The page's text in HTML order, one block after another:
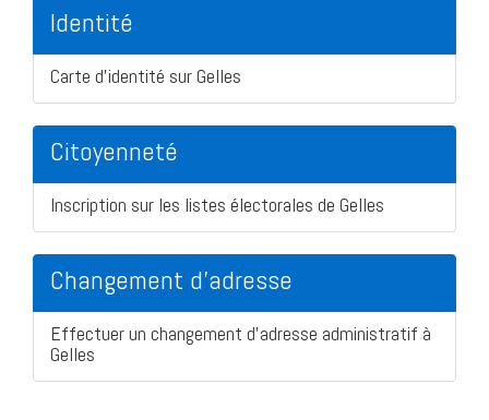
Identité
Carte d'identité sur Gelles
Citoyenneté
Inscription sur les listes électorales de Gelles
Changement d'adresse
Effectuer un changement d'adresse administratif à
Gelles